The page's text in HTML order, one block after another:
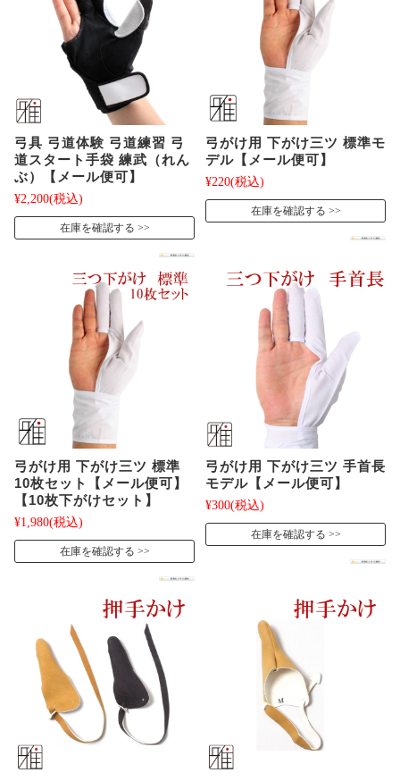
弓具 弓道体験 弓道練習 弓
道スタート手袋 練武（れん
ぶ）【メール便可】
¥2,200(税込)
在庫を確認する
弓がけ用 下がけ三ツ 標準モ
デル【メール便可】
¥220(税込)
在庫を確認する
弓がけ用 下がけ三ツ 標準
10枚セット【メール便可】
【10枚下がけセット】
¥1,980(税込)
在庫を確認する
弓がけ用 下がけ三ツ 手首長
モデル【メール便可】
¥300(税込)
在庫を確認する